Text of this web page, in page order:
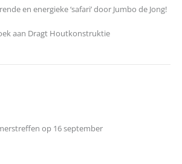
en energieke ‘safari’ door Jumbo de Jong!
aan Dragt Houtkonstruktie
op 16 september